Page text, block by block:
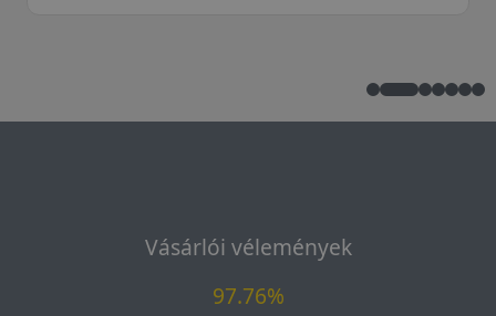
Vásárlói vélemények
97.76%